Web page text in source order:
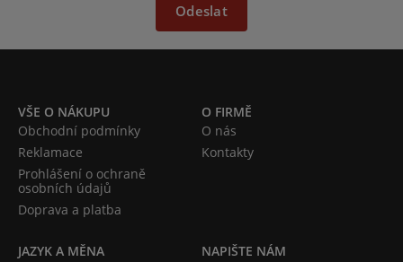
Odeslat
VŠE O NÁKUPU
Obchodní podmínky
Reklamace
Prohlášení o ochraně
osobních údajů
Doprava a platba
O FIRMĚ
O nás
Kontakty
JAZYK A MĚNA
NAPIŠTE NÁM